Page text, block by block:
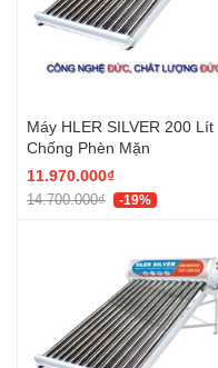
Máy HLER SILVER 200 Lít
Chống Phèn Mặn
11.970.000₫
14.700.000₫ -19%